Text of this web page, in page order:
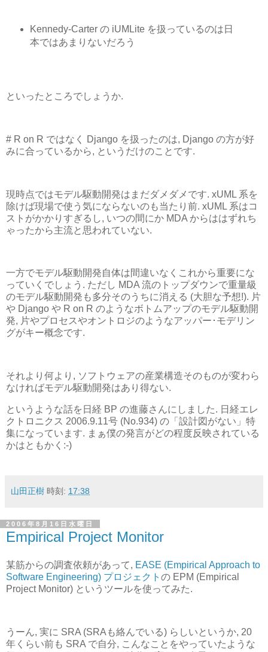
Kennedy-Carter の iUMLite を扱っているのは日
本ではあまりないだろう
といったところでしょうか.
# R on R ではなく Django を扱ったのは, Django の方が好
みに合っているから, というだけのことです.
現時点ではモデル駆動開発はまだダメダメです. xUML 系を
除けば現場で使う気にならないのも当たり前. xUML 系はコ
ストがかかりすぎるし, いつの間にか MDA からははずれち
ゃったから主流と思われていない.
一方でモデル駆動開発自体は間違いなくこれから重要にな
っていくでしょう. ただし MDA 流のトップダウンで重量級
のモデル駆動開発も多分そのうちに消える (大胆な予想!). 片
や Django や R on R のようなボトムアップのモデル駆動開
発, 片やプロセスやオントロジのようなアッパー･モデリン
グがキー概念です.
それより何より, ソフトウェアの産業構造そのものが変わら
なければモデル駆動開発はあり得ない.
というような話を日経 BP の進藤さんにしました. 日経エレ
クトロニクス 2006.9.11号 (No.934) の「設計図がない」特
集になっています. まぁ僕の発言がどの程度反映されている
かはともかく:-)
山田正樹 時刻: 17:38
2006年8月16日水曜日
Empirical Project Monitor
某筋からの調査依頼があって, EASE (Empirical Approach to
Software Engineering) プロジェクト の EPM (Empirical
Project Monitor) というツールを使ってみた.
うーん, 実に SRA (SRAも絡んでいる) らしいというか, 20
年くらい前も SRA で自分, こんなことをやっていたような